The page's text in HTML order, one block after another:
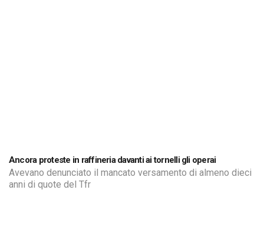
Ancora proteste in raffineria davanti ai tornelli gli operai
Avevano denunciato il mancato versamento di almeno dieci
anni di quote del Tfr